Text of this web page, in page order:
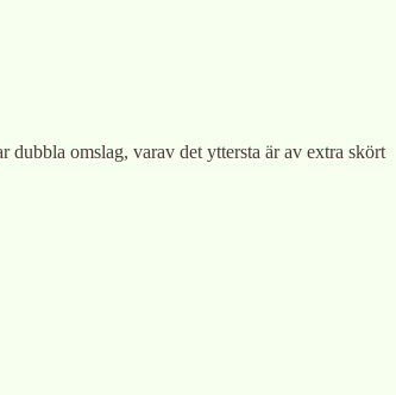
omslag, varav det yttersta är av extra skört